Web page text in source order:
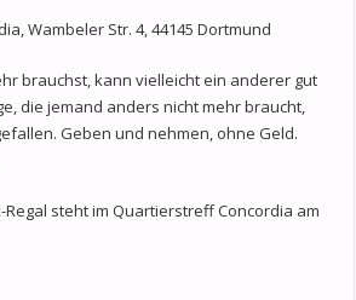
Wambeler Str. 4, 44145 Dortmund
brauchst, kann vielleicht ein anderer gut
die jemand anders nicht mehr braucht,
Geben und nehmen, ohne Geld.
Regal steht im Quartierstreff Concordia am